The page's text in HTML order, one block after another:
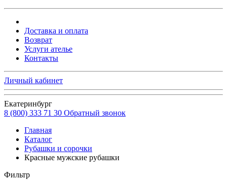
Доставка и оплата
Возврат
Услуги ателье
Контакты
Личный кабинет
Екатеринбург
8 (800) 333 71 30 Обратный звонок
Главная
Каталог
Рубашки и сорочки
Красные мужские рубашки
Фильтр